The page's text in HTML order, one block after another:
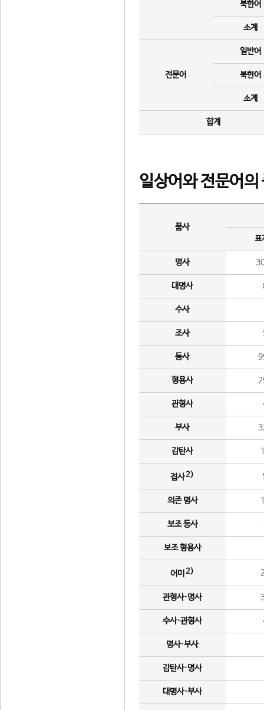
북한어
소계
전문어
일반어
북한어
소계
합계
일상어와 전문어의
품사
표
명사
대명사
수사
조사
동사
형용사
관형사
부사
감탄사
접사2)
의존 명사
보조 동사
보조 형용사
어미 2)
관형사·명사
수사·관형사
명사·부사
감탄사·명사
대명사·부사